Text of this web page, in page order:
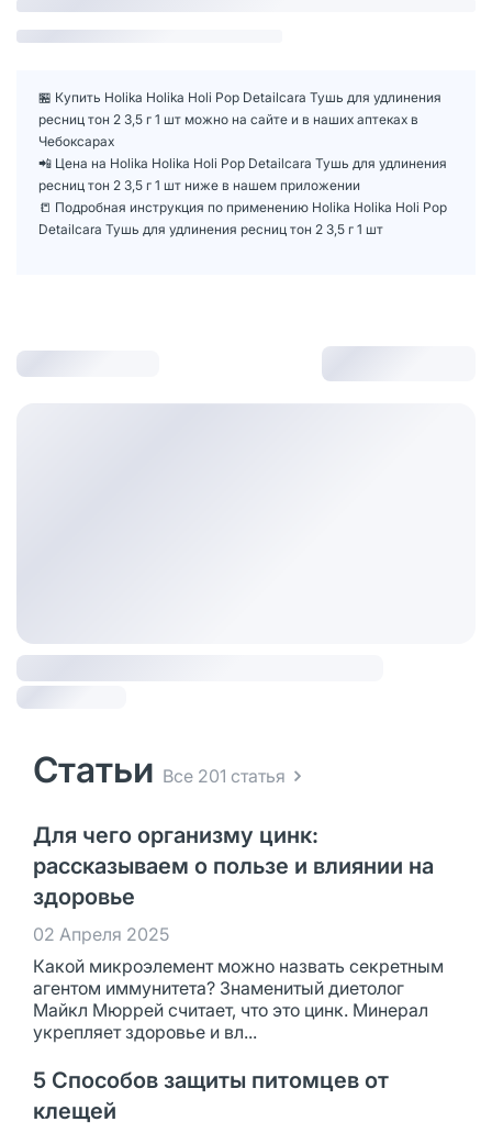
🏪 Купить Holika Holika Holi Pop Detailcara Тушь для удлинения
ресниц тон 2 3,5 г 1 шт можно на сайте и в наших аптеках в
Чебоксарах
📲 Цена на Holika Holika Holi Pop Detailcara Тушь для удлинения
ресниц тон 2 3,5 г 1 шт ниже в нашем приложении
📒 Подробная инструкция по применению Holika Holika Holi Pop
Detailcara Тушь для удлинения ресниц тон 2 3,5 г 1 шт
Статьи Все 201 статья
Для чего организму цинк:
рассказываем о пользе и влиянии на
здоровье
02 Апреля 2025
Какой микроэлемент можно назвать секретным
агентом иммунитета? Знаменитый диетолог
Майкл Мюррей считает, что это цинк. Минерал
укрепляет здоровье и вл...
5 Способов защиты питомцев от
клещей